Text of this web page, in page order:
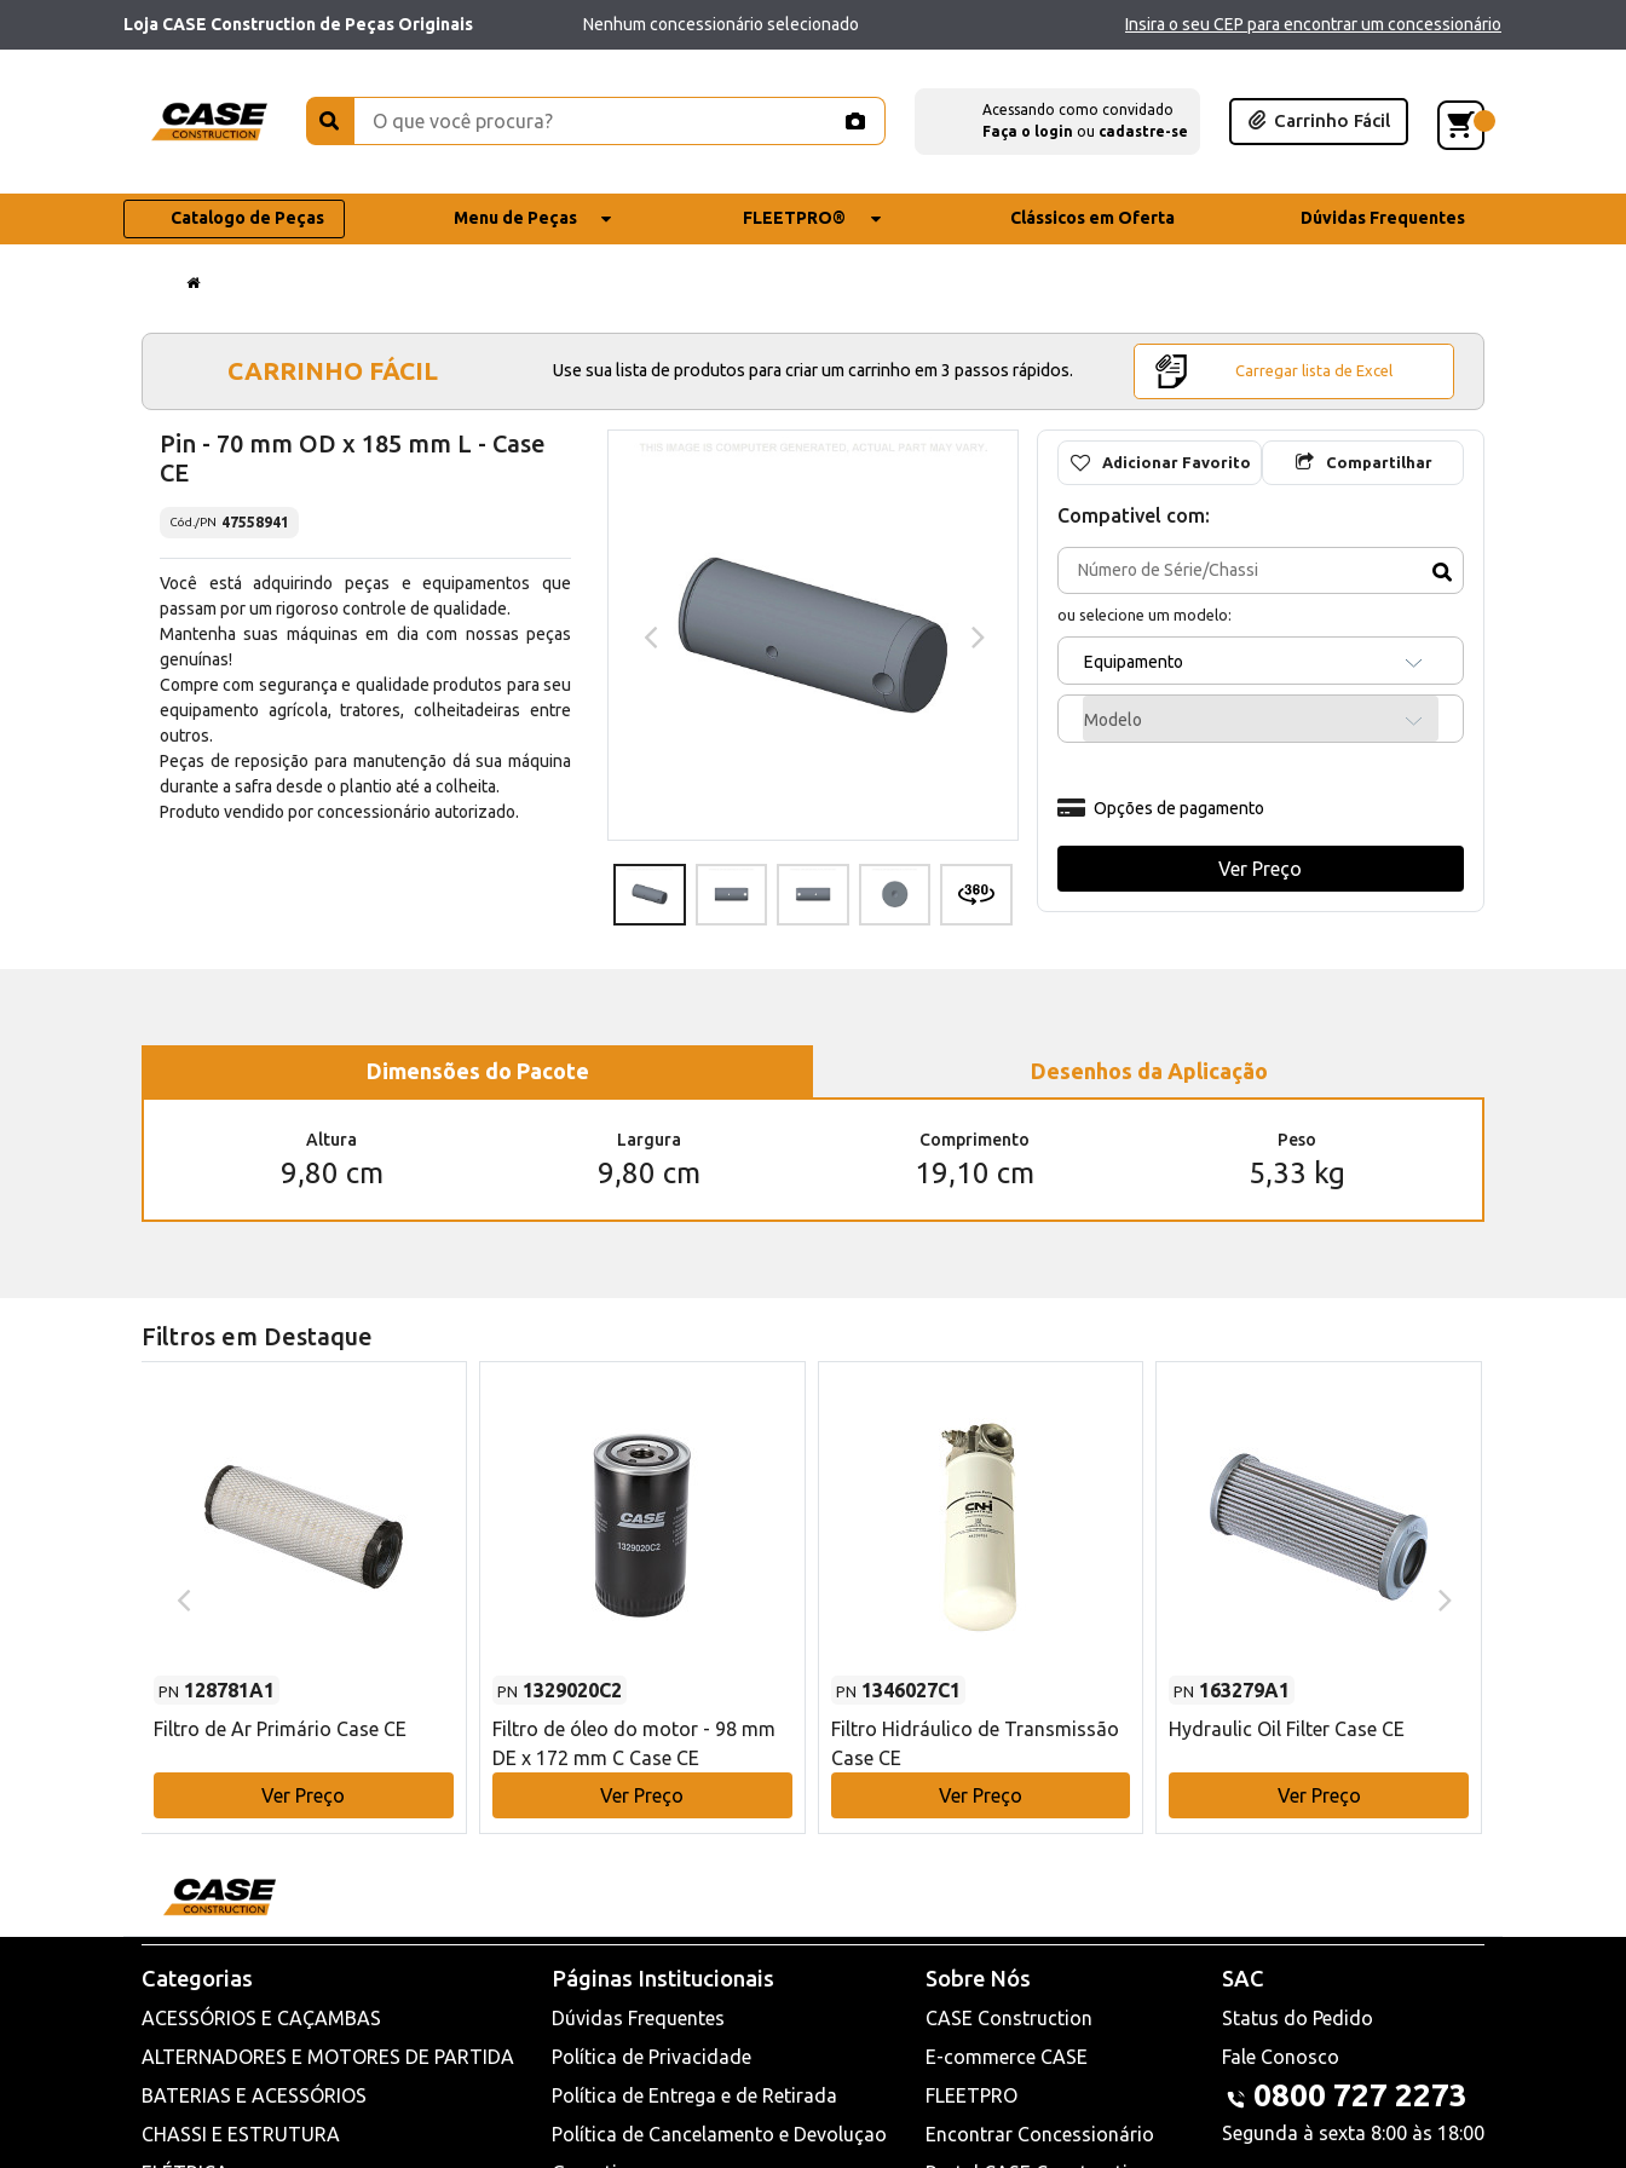
Loja CASE Construction de Peças Originais Nenhum concessionário selecionado Insira o seu CEP para encontrar um concessionário
Acessando como convidado
Faça o login ou cadastre-se
Carrinho Fácil
Catalogo de Peças Menu de Peças FLEETPRO® Clássicos em Oferta Dúvidas Frequentes
CARRINHO FÁCIL Use sua lista de produtos para criar um carrinho em 3 passos rápidos. Carregar lista de Excel
Pin - 70 mm OD x 185 mm L - Case
CE
Cód./PN 47558941
Você está adquirindo peças e equipamentos que
passam por um rigoroso controle de qualidade.
Mantenha suas máquinas em dia com nossas peças
genuínas!
Compre com segurança e qualidade produtos para seu
equipamento agrícola, tratores, colheitadeiras entre
outros.
Peças de reposição para manutenção dá sua máquina
durante a safra desde o plantio até a colheita.
Produto vendido por concessionário autorizado.
Adicionar Favorito Compartilhar
Compativel com:
ou selecione um modelo:
Equipamento
Modelo
Opções de pagamento
Ver Preço
Dimensões do Pacote Desenhos da Aplicação
Altura
9,80 cm
Largura
9,80 cm
Comprimento
19,10 cm
Peso
5,33 kg
Filtros em Destaque
PN 128781A1
Filtro de Ar Primário Case CE
Ver Preço
PN 1329020C2
Filtro de óleo do motor - 98 mm
DE x 172 mm C Case CE
Ver Preço
PN 1346027C1
Filtro Hidráulico de Transmissão
Case CE
Ver Preço
PN 163279A1
Hydraulic Oil Filter Case CE
Ver Preço
Categorias
ACESSÓRIOS E CAÇAMBAS
ALTERNADORES E MOTORES DE PARTIDA
BATERIAS E ACESSÓRIOS
CHASSI E ESTRUTURA
Páginas Institucionais
Dúvidas Frequentes
Política de Privacidade
Política de Entrega e de Retirada
Política de Cancelamento e Devoluçao
Sobre Nós
CASE Construction
E-commerce CASE
FLEETPRO
Encontrar Concessionário
SAC
Status do Pedido
Fale Conosco
0800 727 2273
Segunda à sexta 8:00 às 18:00